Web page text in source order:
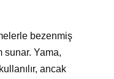
bezenmiş
sunar. Yama,
ancak